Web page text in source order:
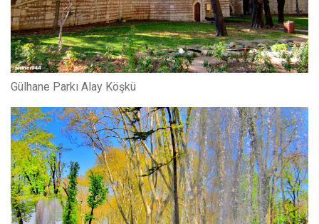
Gülhane Parkı Alay Köşkü